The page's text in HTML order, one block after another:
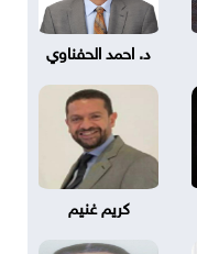
د. احمد الحفناوي
كريم غنيم